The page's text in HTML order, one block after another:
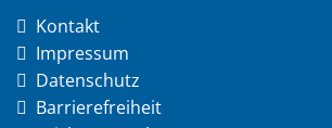
Kontakt
Impressum
Datenschutz
Barrierefreiheit